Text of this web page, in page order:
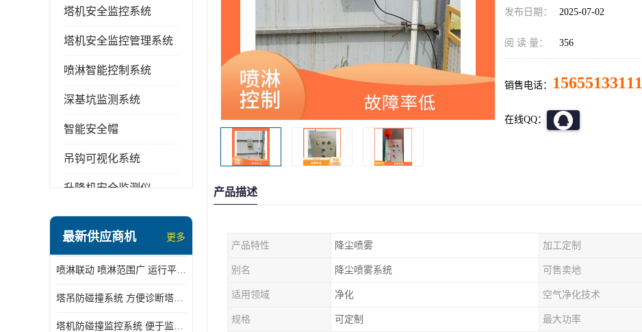
塔机安全监控系统
塔机安全监控管理系统
喷淋智能控制系统
深基坑监测系统
智能安全帽
吊钩可视化系统
升降机安全监测仪
最新供应商机 更多
喷淋联动 喷淋范围广 运行平稳 噪音小
塔吊防碰撞系统 方便诊断塔机状态 自动变焦智能化跟踪
塔机防碰撞监控系统 便于监督和管理 主要应用于塔机的实时监控
发布日期： 2025-07-02
阅 读 量： 356
销售电话： 15655133111
在线QQ：
产品描述
产品特性 降尘喷雾 加工定制
别名 降尘喷雾系统 可售卖地
适用领域 净化 空气净化技术
规格 可定制 最大功率